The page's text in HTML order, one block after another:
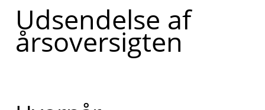
Udsendelse af
årsoversigten